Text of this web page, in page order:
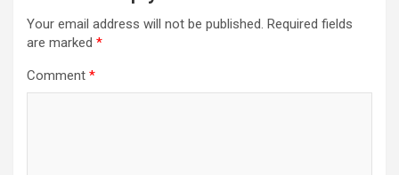
Your email address will not be published. Required fields
are marked *
Comment *